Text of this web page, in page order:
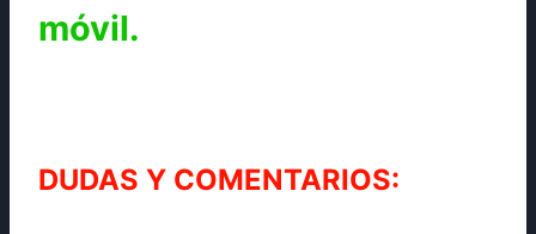
móvil.
DUDAS Y COMENTARIOS: